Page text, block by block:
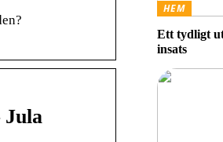
Jula
HEM
Ett tydligt
insats